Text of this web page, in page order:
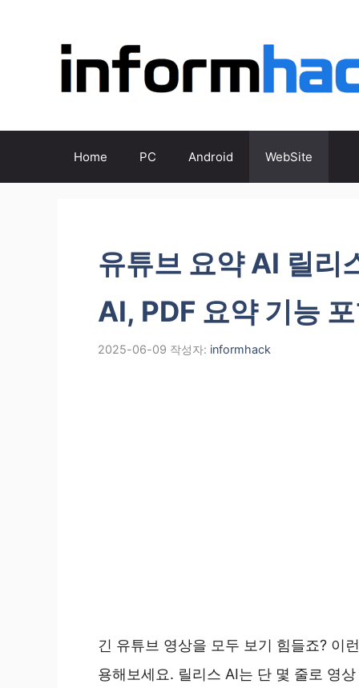
뛰
Home PC Android WebSite
유튜브 요약 AI 릴리
AI, PDF 요약 기능
2025-06-09 작성자: informhack
긴 유튜브 영상을 모두 보기 힘들죠? 이
용해보세요. 릴리스 AI는 단 몇 줄로 영